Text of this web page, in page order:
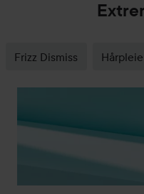
Frizz Dismiss Hårpleie